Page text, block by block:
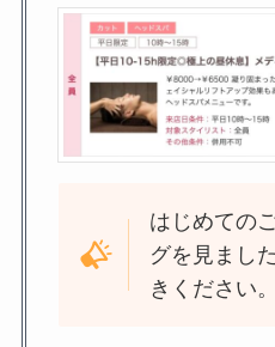
はじめての
グを見まし
きください。